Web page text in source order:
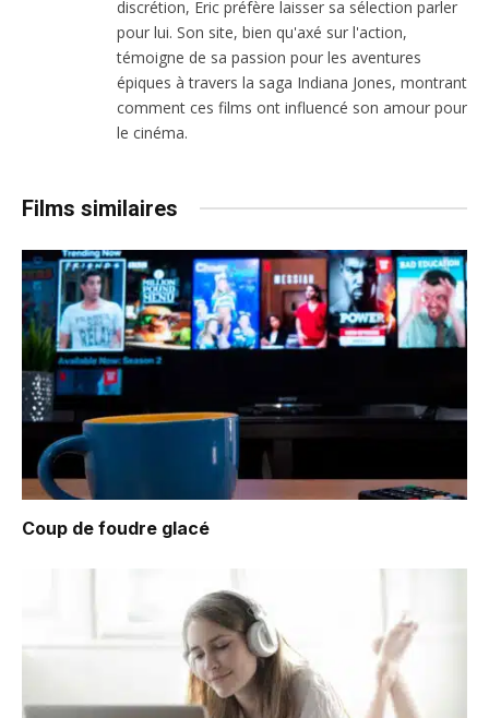
discrétion, Eric préfère laisser sa sélection parler
pour lui. Son site, bien qu'axé sur l'action,
témoigne de sa passion pour les aventures
épiques à travers la saga Indiana Jones, montrant
comment ces films ont influencé son amour pour
le cinéma.
Films similaires
Coup de foudre glacé